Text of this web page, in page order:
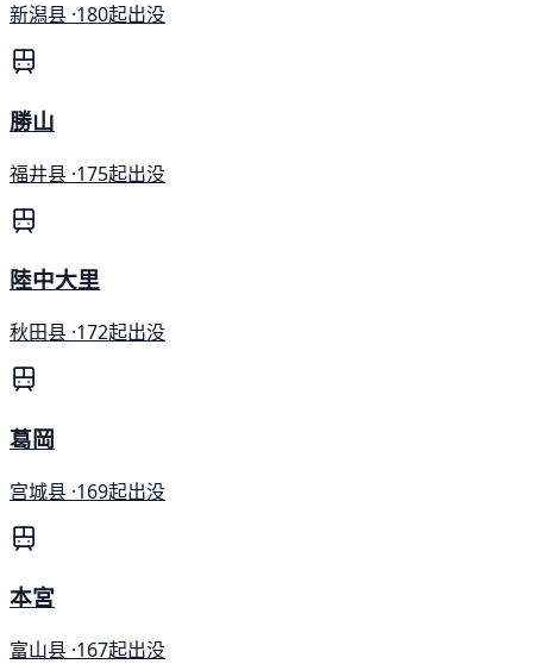
新潟县 ·180起出没
勝山
福井县 ·175起出没
陸中大里
秋田县 ·172起出没
葛岡
宫城县 ·169起出没
本宮
富山县 ·167起出没